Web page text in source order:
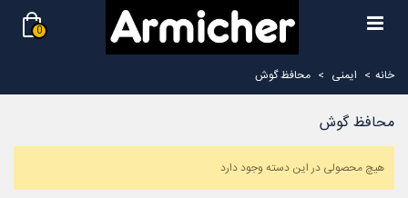
0
خانه > ایمنی > محافظ گوش
محافظ گوش
هیچ محصولی در این دسته وجود دارد